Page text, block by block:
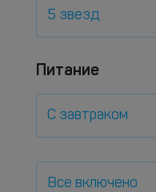
5 звезд
Питание
С завтраком
Все включено